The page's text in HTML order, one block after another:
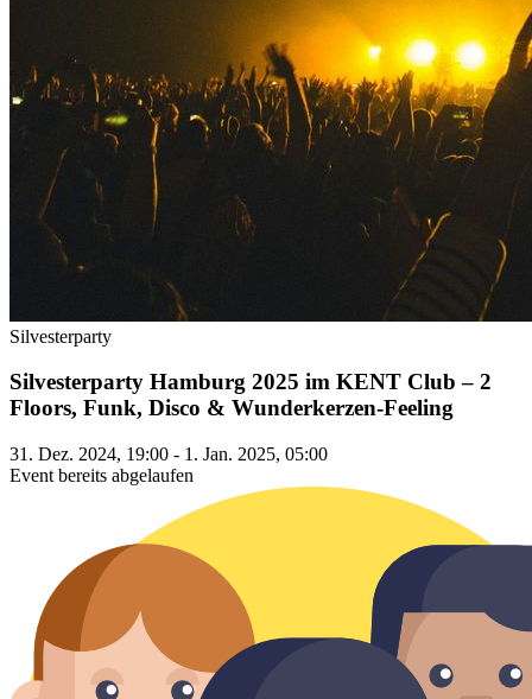
Silvesterparty
Silvesterparty Hamburg 2025 im KENT Club – 2
Floors, Funk, Disco & Wunderkerzen-Feeling
31. Dez. 2024, 19:00 - 1. Jan. 2025, 05:00
Event bereits abgelaufen